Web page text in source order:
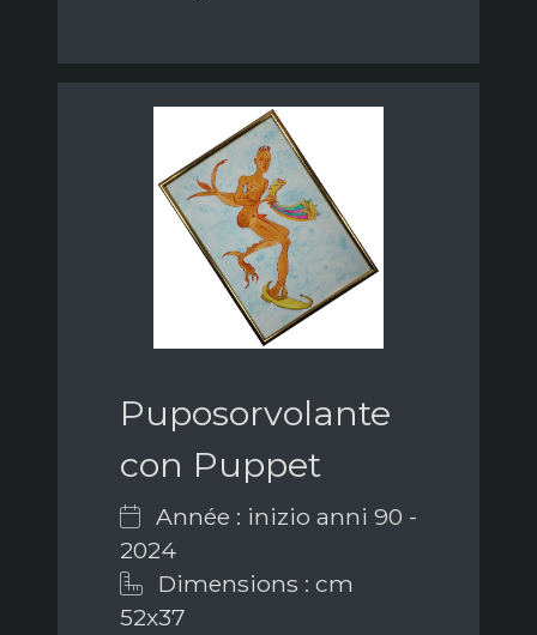
Puposorvolante
con Puppet
Année : inizio anni 90 -
2024
Dimensions : cm
52x37